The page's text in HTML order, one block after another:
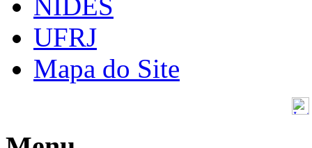
NIDES
UFRJ
Mapa do Site